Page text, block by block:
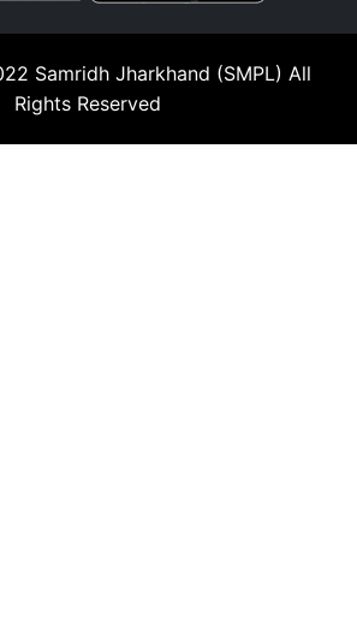
Samridh Jharkhand (SMPL) All
Rights Reserved